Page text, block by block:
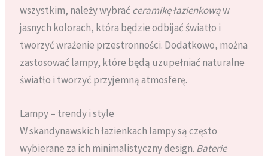
wszystkim, należy wybrać ceramikę łazienkowąw
jasnych kolorach, która będzie odbijać światło i
tworzyć wrażenie przestronności. Dodatkowo, można
zastosować lampy, które będą uzupełniać naturalne
światło i tworzyć przyjemną atmosferę.
Lampy – trendy i style
W skandynawskich łazienkach lampy są często
wybierane za ich minimalistyczny design. Baterie